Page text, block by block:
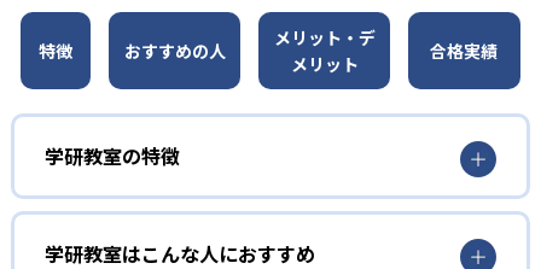
特徴 おすすめの人
メリット・デ
メリット
合格実績
学研教室の特徴
01
3歳から高校生まで「無学年方式」で個別指導
学研教室はこんな人におすすめ